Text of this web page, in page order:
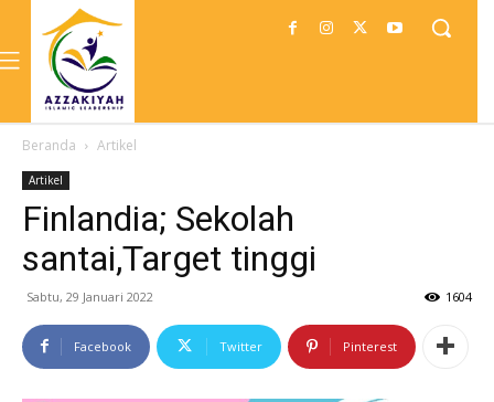
Beranda Artikel
Artikel
Finlandia; Sekolah
santai,Target tinggi
Sabtu, 29 Januari 2022 1604
Facebook Twitter Pinterest